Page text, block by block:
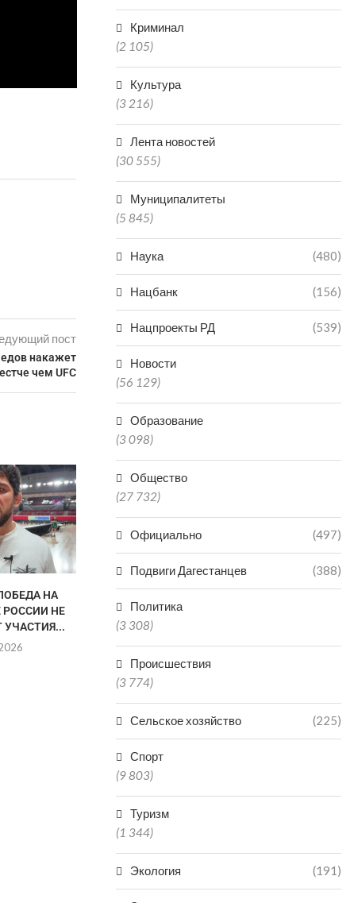
пост
накажет
чем UFC
НА
НЕ
УЧАСТИЯ...
ПОБОРЕТСЯ ЗА
ЧЕМПИОНСКИЙ ПОЯС ЛИГИ
06.08.2026
Криминал
(2 105)
Культура
(3 216)
Лента новостей
(30 555)
Муниципалитеты
(5 845)
Наука (480)
Нацбанк (156)
Нацпроекты РД (539)
Новости
(56 129)
Образование
(3 098)
Общество
(27 732)
Официально (497)
Подвиги Дагестанцев (388)
Политика
(3 308)
Происшествия
(3 774)
Сельское хозяйство (225)
Спорт
(9 803)
Туризм
(1 344)
Экология (191)